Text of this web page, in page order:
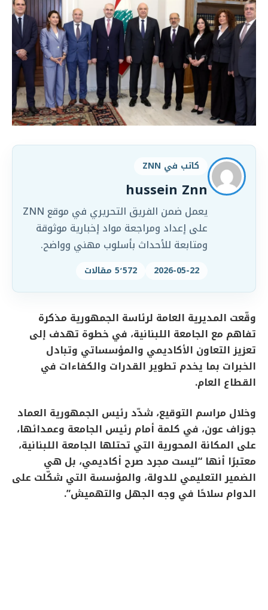
كاتب في ZNN
hussein Znn
يعمل ضمن الفريق التحريري في موقع ZNN
على إعداد ومراجعة مواد إخبارية موثوقة
ومتابعة للأحداث بأسلوب مهني وواضح.
2026-05-22 5٬572 مقالات
وقّعت المديرية العامة لرئاسة الجمهورية مذكرة
تفاهم مع الجامعة اللبنانية، في خطوة تهدف إلى
تعزيز التعاون الأكاديمي والمؤسساتي وتبادل
الخبرات بما يخدم تطوير القدرات والكفاءات في
القطاع العام.
وخلال مراسم التوقيع، شدّد رئيس الجمهورية العماد
جوزاف عون، في كلمة أمام رئيس الجامعة وعمدائها،
على المكانة المحورية التي تحتلها الجامعة اللبنانية،
معتبرًا أنها “ليست مجرد صرح أكاديمي، بل هي
الضمير التعليمي للدولة، والمؤسسة التي شكّلت على
الدوام سلاحًا في وجه الجهل والتهميش”.